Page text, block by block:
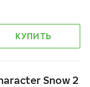
КУПИТЬ
Snow 2